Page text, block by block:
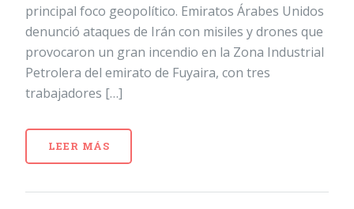
principal foco geopolítico. Emiratos Árabes Unidos
denunció ataques de Irán con misiles y drones que
provocaron un gran incendio en la Zona Industrial
Petrolera del emirato de Fuyaira, con tres
trabajadores […]
LEER MÁS